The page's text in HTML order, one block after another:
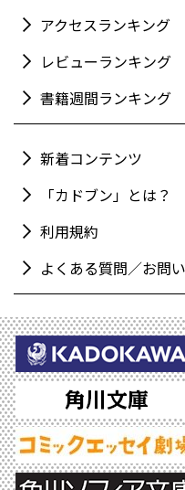
アクセスランキング
レビューランキング
書籍週間ランキング
新着コンテンツ
「カドブン」とは？
利用規約
よくある質問／お問